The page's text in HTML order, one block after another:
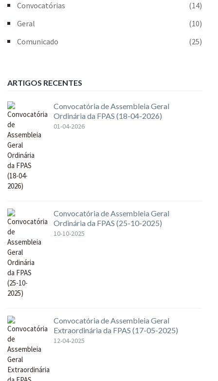
Convocatórias
(14)
Geral
(10)
Comunicado
(25)
ARTIGOS RECENTES
Convocatória de Assembleia Geral
Ordinária da FPAS (18-04-2026)
01-04-2026
Convocatória de Assembleia Geral
Ordinária da FPAS (25-10-2025)
10-10-2025
Convocatória de Assembleia Geral
Extraordinária da FPAS (17-05-2025)
12-04-2025